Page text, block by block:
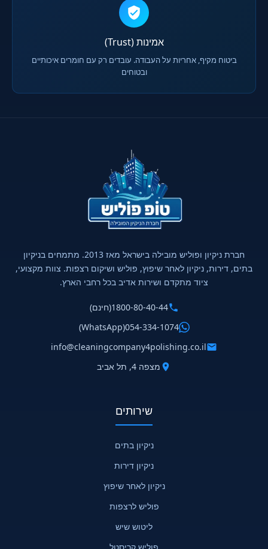
אמינות (Trust)
ביטוח מקיף, אחריות על העבודה. עובדים רק עם חומרים איכותיים
ובטוחים
חברת ניקיון ופוליש מובילה בישראל מאז 2013. מתמחים בניקיון
בתים, דירות, ניקיון לאחר שיפוץ, פוליש ושיקום רצפות. צוות מקצועי,
ציוד מתקדם ושירות אדיב בכל רחבי הארץ.
1800-80-40-44(חינם)
054-334-1074
(WhatsApp)
info@cleaningcompany4polishing.co.il
מצפה 4, תל אביב
שירותים
ניקיון בתים
ניקיון דירות
ניקיון לאחר שיפוץ
פוליש לרצפות
ליטוש שיש